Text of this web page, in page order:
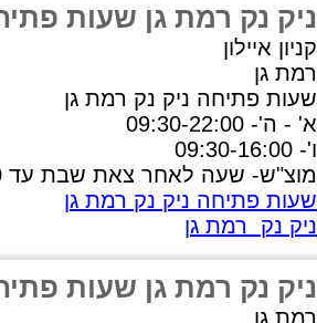
ניק נק רמת גן שעות
קניון איילון
רמת גן
שעות פתיחה ניק נק רמת גן
א' - ה'- 09:30-22:00
ו'- 09:30-16:00
מוצ"ש- שעה לאחר צאת שבת עד 23:00
שעות פתיחה ניק נק רמת גן
ניק נק רמת גן
ניק נק רמת גן שעות
רמת גן